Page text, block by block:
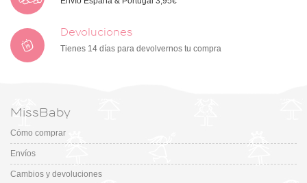
Devoluciones
Tienes 14 días para devolvernos tu compra
MissBaby
Cómo comprar
Envíos
Cambios y devoluciones